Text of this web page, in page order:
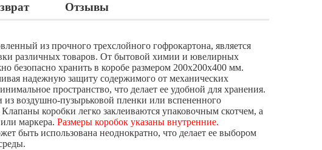
Отзывы
из прочного трехслойного гофрокартона, является
различных товаров. От бытовой химии и ювелирных
безопасно хранить в коробе размером 200х200х400 мм.
надежную защиту содержимого от механических
пространство, что делает ее удобной для хранения.
воздушно-пузырьковой пленки или вспененного
коробки легко заклеиваются упаковочным скотчем, а
маркера. Размеры коробок указаны внутренние.
быть использована неоднократно, что делает ее выбором